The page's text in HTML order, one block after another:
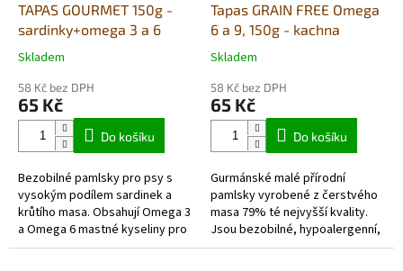
TAPAS GOURMET 150g -
sardinky+omega 3 a 6
Průměrné
produktu
je
hvězdiček.
Skladem
58 Kč bez DPH
65 Kč
Do košíku
Bezobilné pamlsky pro psy s
vysokým podílem sardinek a
krůtího masa. Obsahují Omega 3
a Omega 6 mastné kyseliny pro
podporu zdravé srsti a kůže.
Tapas GRAIN FREE Omega
6 a 9, 150g - kachna
Průměrné
produktu
je
hvězdiček.
Skladem
58 Kč bez DPH
65 Kč
Do košíku
Gurmánské malé přírodní
pamlsky vyrobené z čerstvého
masa 79% té nejvyšší kvality.
Jsou bezobilné, hypoalergenní,
neobsahují žádná barviva,